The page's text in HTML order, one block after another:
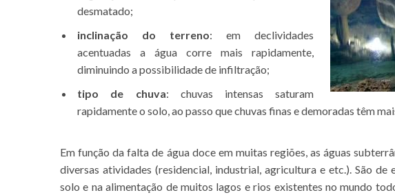
desmatado;
inclinação do terreno: em declividades
acentuadas a água corre mais rapidamente,
diminuindo a possibilidade de infiltração;
tipo de chuva: chuvas intensas saturam
rapidamente o solo, ao passo que chuvas finas e demoradas têm
Em função da falta de água doce em muitas regiões, as águas
diversas atividades (residencial, industrial, agricultura e etc.). São
solo e na alimentação de muitos lagos e rios existentes no mundo